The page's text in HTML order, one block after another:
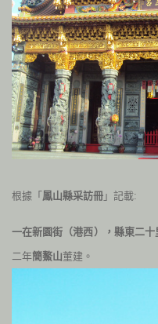
根據 「 鳳山縣采訪冊 」 記載:
一在新園街（港西），縣東二
二年簡鰲山董建。